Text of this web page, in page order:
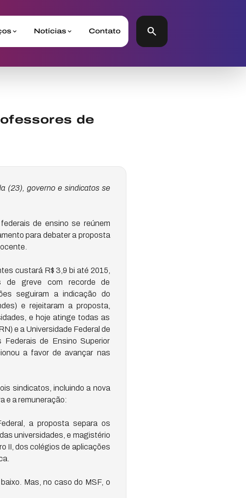
Notícias Contato search
de
(23), governo e sindicatos se
de ensino se reúnem
para debater a proposta
custará R$ 3,9 bi até 2015,
de greve com recorde de
seguiram a indicação do
e rejeitaram a proposta,
e hoje atinge todas as
e a Universidade Federal de
de Ensino Superior
a favor de avançar nas
sindicatos, incluindo a nova
e a remuneração:
a proposta separa os
universidades, e magistério
II, dos colégios de aplicações
Mas, no caso do MSF, o